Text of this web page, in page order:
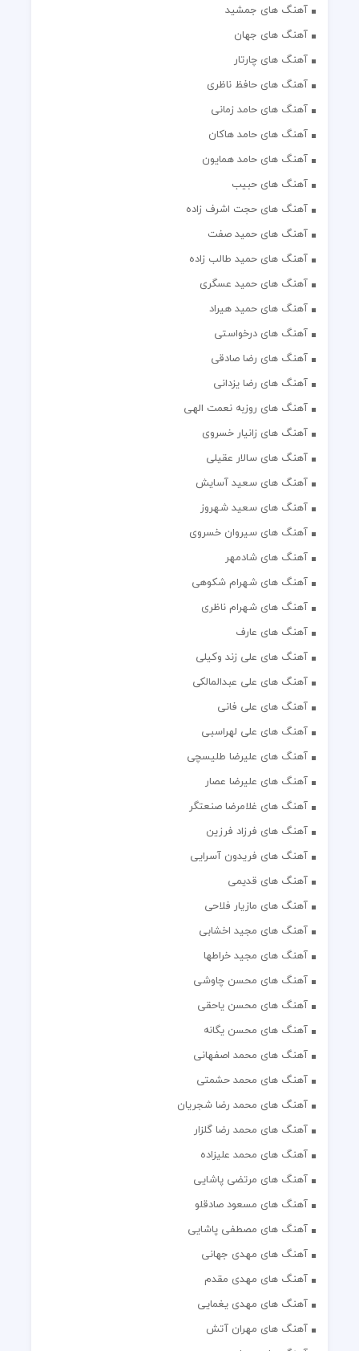
آهنگ های جمشید
آهنگ های جهان
آهنگ های چارتار
آهنگ های حافظ ناظری
آهنگ های حامد زمانی
آهنگ های حامد هاکان
آهنگ های حامد همایون
آهنگ های حبیب
آهنگ های حجت اشرف زاده
آهنگ های حمید صفت
آهنگ های حمید طالب زاده
آهنگ های حمید عسگری
آهنگ های حمید هیراد
آهنگ های درخواستی
آهنگ های رضا صادقی
آهنگ های رضا یزدانی
آهنگ های روزبه نعمت الهی
آهنگ های زانیار خسروی
آهنگ های سالار عقیلی
آهنگ های سعید آسایش
آهنگ های سعید شهروز
آهنگ های سیروان خسروی
آهنگ های شادمهر
آهنگ های شهرام شکوهی
آهنگ های شهرام ناظری
آهنگ های عارف
آهنگ های علی زند وکیلی
آهنگ های علی عبدالمالکی
آهنگ های علی فانی
آهنگ های علی لهراسبی
آهنگ های علیرضا طلیسچی
آهنگ های علیرضا عصار
آهنگ های غلامرضا صنعتگر
آهنگ های فرزاد فرزین
آهنگ های فریدون آسرایی
آهنگ های قدیمی
آهنگ های مازیار فلاحی
آهنگ های مجید اخشابی
آهنگ های مجید خراطها
آهنگ های محسن چاوشی
آهنگ های محسن یاحقی
آهنگ های محسن یگانه
آهنگ های محمد اصفهانی
آهنگ های محمد حشمتی
آهنگ های محمد رضا شجریان
آهنگ های محمد رضا گلزار
آهنگ های محمد علیزاده
آهنگ های مرتضی پاشایی
آهنگ های مسعود صادقلو
آهنگ های مصطفی پاشایی
آهنگ های مهدی جهانی
آهنگ های مهدی مقدم
آهنگ های مهدی یغمایی
آهنگ های مهران آتش